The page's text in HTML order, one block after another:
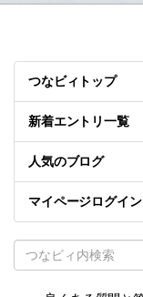
つなビィトップ
新着エントリ一覧
人気のブログ
マイページログイン